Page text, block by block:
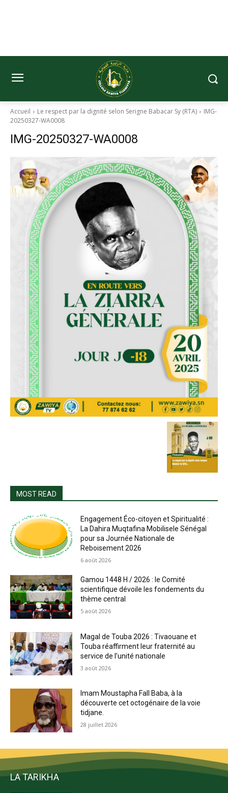
Accueil Le respect par la dignité selon Serigne Babacar Sy (RTA)
IMG-
20250327-WA0008
IMG-20250327-WA0008
MOST READ
Engagement Éco-citoyen et Spiritualité :
La Dahira Muqtafina Mobilisele Sénégal
pour sa Journée Nationale de
Reboisement 2026
6 août 2026
Gamou 1448 H / 2026 : le Comité
scientifique dévoile les fondements du
thème central
5 août 2026
Magal de Touba 2026 : Tivaouane et
Touba réaffirment leur fraternité au
service de l’unité nationale
3 août 2026
Imam Moustapha Fall Baba, à la
découverte cet octogénaire de la voie
tidjane.
28 juillet 2026
LA TARIKHA